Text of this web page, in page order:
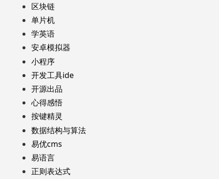
区块链
单片机
学英语
安卓模拟器
小程序
开发工具ide
开源出品
心得感悟
按键精灵
数据结构与算法
易优cms
易语言
正则表达式